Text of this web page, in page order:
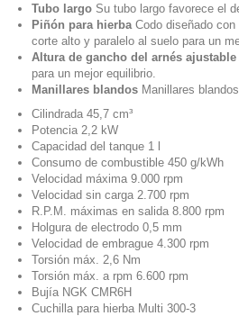
Tubo largo Su tubo largo favorece el
Piñón para hierba Codo diseñado
corte alto y paralelo al suelo para un
Altura de gancho del arnés ajustable
para un mejor equilibrio.
Manillares blandos Manillares
Cilindrada 45,7 cm³
Potencia 2,2 kW
Capacidad del tanque 1 l
Consumo de combustible 450 g/kWh
Velocidad máxima 9.000 rpm
Velocidad sin carga 2.700 rpm
R.P.M. máximas en salida 8.800 rpm
Holgura de electrodo 0,5 mm
Velocidad de embrague 4.300 rpm
Torsión máx. 2,6 Nm
Torsión máx. a rpm 6.600 rpm
Bujía NGK CMR6H
Cuchilla para hierba Multi 300-3